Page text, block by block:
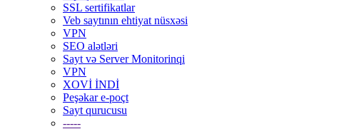
SSL sertifikatlar
Veb saytının ehtiyat nüsxəsi
VPN
SEO alətləri
Sayt və Server Monitorinqi
VPN
XOVİ İNDİ
Peşəkar e-poçt
Sayt qurucusu
-----